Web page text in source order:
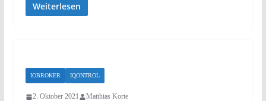
Weiterlesen
IOBROKER IQONTROL
2. Oktober 2021 Matthias Korte